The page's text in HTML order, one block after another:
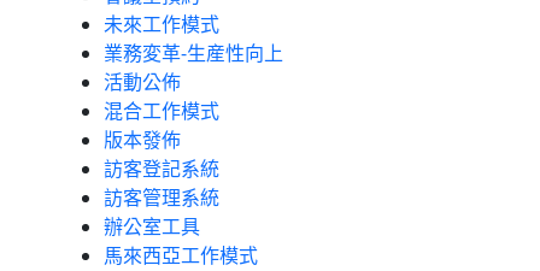
未來工作模式
業務変革-生産性向上
活動公佈
混合工作模式
版本發佈
訪客登記系統
訪客管理系統
辦公室工具
馬來西亞工作模式